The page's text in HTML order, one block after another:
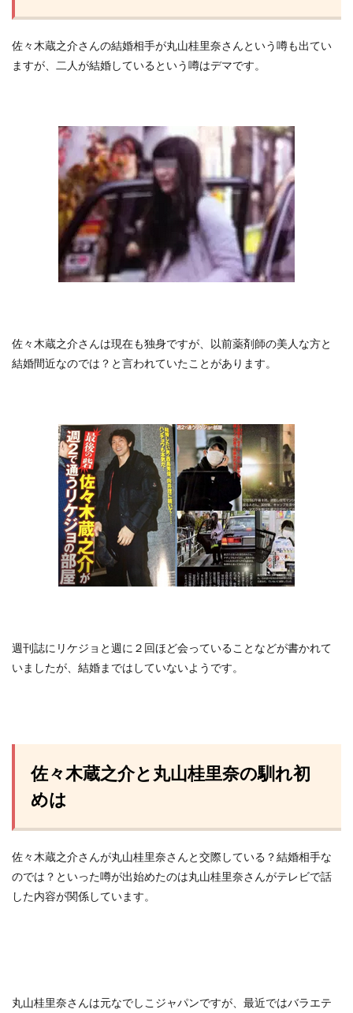
佐々木蔵之介さんの結婚相手が丸山桂里奈さんという噂も出てい
ますが、二人が結婚しているという噂はデマです。
佐々木蔵之介さんは現在も独身ですが、以前薬剤師の美人な方と
結婚間近なのでは？と言われていたことがあります。
週刊誌にリケジョと週に２回ほど会っていることなどが書かれて
いましたが、結婚まではしていないようです。
佐々木蔵之介と丸山桂里奈の馴れ初
めは
佐々木蔵之介さんが丸山桂里奈さんと交際している？結婚相手な
のでは？といった噂が出始めたのは丸山桂里奈さんがテレビで話
した内容が関係しています。
丸山桂里奈さんは元なでしこジャパンですが、最近ではバラエテ